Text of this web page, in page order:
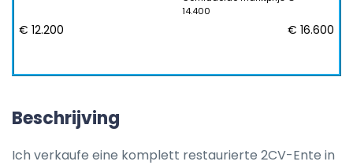
14.400
€ 12.200 € 16.600
Beschrijving
Ich verkaufe eine komplett restaurierte 2CV-Ente in